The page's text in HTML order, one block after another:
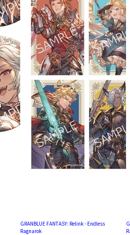
GRANBLUE FANTASY: Relink - Endless
Ragnarok